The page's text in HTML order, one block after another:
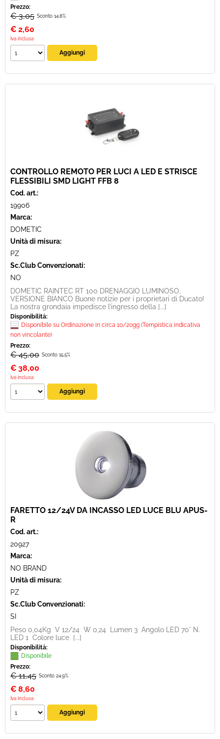
Prezzo:
€ 3,05 Sconto 14.8%
€ 2,60
Iva inclusa
CONTROLLO REMOTO PER LUCI A LED E STRISCE
FLESSIBILI SMD LIGHT FFB 8
Cod. art.:
19906
Marca:
DOMETIC
Unità di misura:
PZ
Sc.Club Convenzionati:
NO
DOMETIC RAINTEC RT 100 DRENAGGIO LUMINOSO,
VERSIONE BIANCO Buone notizie per i proprietari di Ducato!
La nostra grondaia impedisce l’ingresso della [...]
Disponibilità:
Disponibile su Ordinazione in circa 10/20gg (Tempistica indicativa
non vincolante)
Prezzo:
€ 45,00 Sconto 15.5%
€ 38,00
Iva inclusa
FARETTO 12/24V DA INCASSO LED LUCE BLU APUS-
R
Cod. art.:
20927
Marca:
NO BRAND
Unità di misura:
PZ
Sc.Club Convenzionati:
SI
Peso 0,04Kg V 12/24 W 0,24 Lumen 3 Angolo LED 70° N.
LED 1 Colore luce [...]
Disponibilità:
Disponibile
Prezzo:
€ 11,45 Sconto 24.9%
€ 8,60
Iva inclusa